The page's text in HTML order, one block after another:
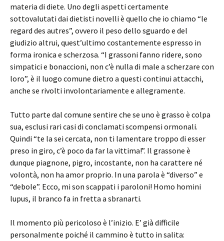
materia di diete. Uno degli aspetti certamente
sottovalutati dai dietisti novelli è quello che io chiamo “le
regard des autres”, ovvero il peso dello sguardo e del
giudizio altrui, quest’ultimo costantemente espresso in
forma ironica e scherzosa. “I grassoni fanno ridere, sono
simpatici e bonaccioni, non c’è nulla di male a scherzare con
loro”, è il luogo comune dietro a questi continui attacchi,
anche se rivolti involontariamente e allegramente.
Tutto parte dal comune sentire che se uno è grasso è colpa
sua, esclusi rari casi di conclamati scompensi ormonali.
Quindi “te la sei cercata, non ti lamentare troppo di esser
preso in giro, c’è poco da far la vittima!”. Il grassone è
dunque piagnone, pigro, incostante, non ha carattere né
volontà, non ha amor proprio. In una parola è “diverso” e
“debole”. Ecco, mi son scappati i paroloni! Homo homini
lupus, il branco fa in fretta a sbranarti.
Il momento più pericoloso è l’inizio. E’ già difficile
personalmente poiché il cammino è tutto in salita: